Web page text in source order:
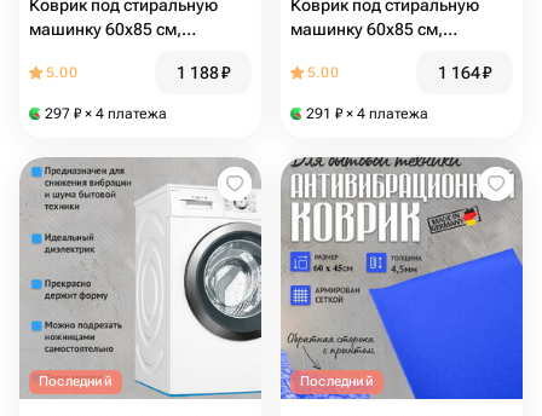
Коврик под стиральную
машинку 60х85 см,
снижает шум и вибрацию
5.00 1 188₽
297 ₽ × 4 платежа
Коврик под стиральную
машинку 60х85 см,
снижает шум и вибрацию
5.00 1 164₽
291 ₽ × 4 платежа
Последний Последний